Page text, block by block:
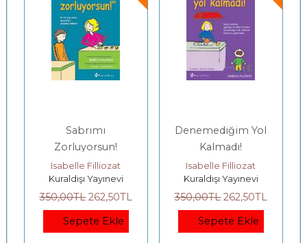
Sabrımı
Zorluyorsun!
Isabelle Filliozat
Kuraldışı Yayınevi
350,00TL 262,50TL
Sepete Ekle
Denemediğim Yol
Kalmadı!
Isabelle Filliozat
Kuraldışı Yayınevi
350,00TL 262,50TL
Sepete Ekle